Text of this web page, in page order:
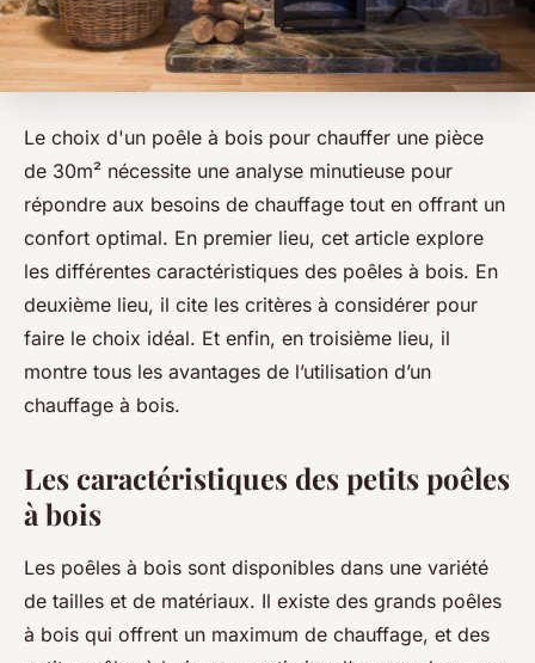
Le choix d'un poêle à bois pour chauffer une pièce
de 30m² nécessite une analyse minutieuse pour
répondre aux besoins de chauffage tout en offrant un
confort optimal. En premier lieu, cet article explore
les différentes caractéristiques des poêles à bois. En
deuxième lieu, il cite les critères à considérer pour
faire le choix idéal. Et enfin, en troisième lieu, il
montre tous les avantages de l’utilisation d’un
chauffage à bois.
Les caractéristiques des petits poêles
à bois
Les poêles à bois sont disponibles dans une variété
de tailles et de matériaux. Il existe des grands poêles
à bois qui offrent un maximum de chauffage, et des